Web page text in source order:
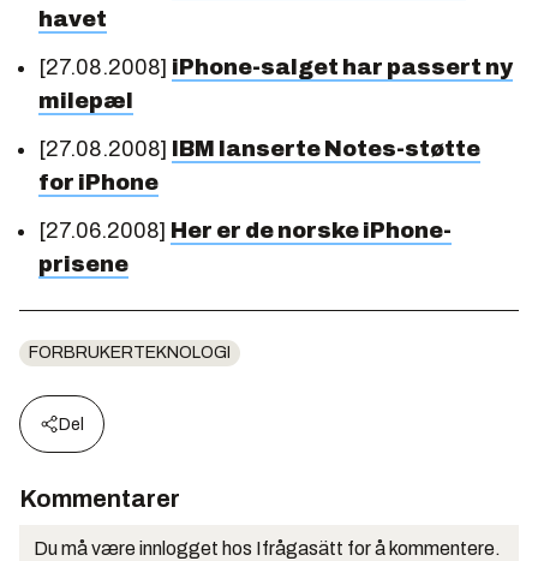
havet
[27.08.2008] iPhone-salget har passert ny
milepæl
[27.08.2008]
IBM lanserte Notes-støtte
for iPhone
[27.06.2008] Her er de norske iPhone-
prisene
FORBRUKERTEKNOLOGI
Del
Kommentarer
Du må være innlogget hos Ifrågasätt for å kommentere.